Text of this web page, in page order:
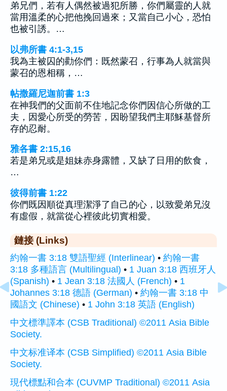
弟兄們，若有人偶然被過犯所勝，你們屬靈的人就
當用溫柔的心把他挽回過來；又當自己小心，恐怕
也被引誘。…
以弗所書 4:1-3,15
我為主被囚的勸你們：既然蒙召，行事為人就當與
蒙召的恩相稱，…
帖撒羅尼迦前書 1:3
在神我們的父面前不住地記念你們因信心所做的工
夫，因愛心所受的勞苦，因盼望我們主耶穌基督所
存的忍耐。
雅各書 2:15,16
若是弟兄或是姐妹赤身露體，又缺了日用的飲食，
…
彼得前書 1:22
你們既因順從真理潔淨了自己的心，以致愛弟兄沒
有虛假，就當從心裡彼此切實相愛。
鏈接 (Links)
約翰一書 3:18 雙語聖經 (Interlinear) • 約翰一書
3:18 多種語言 (Multilingual) • 1 Juan 3:18 西班牙人
(Spanish) • 1 Jean 3:18 法國人 (French) • 1
Johannes 3:18 德語 (German) • 約翰一書 3:18 中
國語文 (Chinese) • 1 John 3:18 英語 (English)
中文標準譯本 (CSB Traditional) ©2011 Asia Bible
Society.
中文标准译本 (CSB Simplified) ©2011 Asia Bible
Society.
現代標點和合本 (CUVMP Traditional) ©2011 Asia